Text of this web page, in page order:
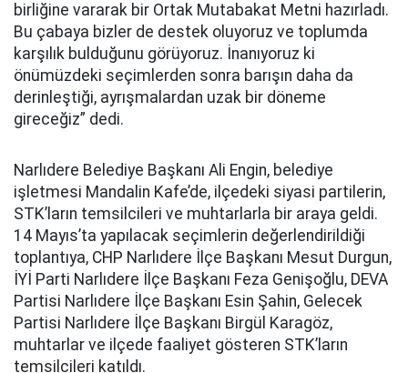
birliğine vararak bir Ortak Mutabakat Metni hazırladı.
Bu çabaya bizler de destek oluyoruz ve toplumda
karşılık bulduğunu görüyoruz. İnanıyoruz ki
önümüzdeki seçimlerden sonra barışın daha da
derinleştiği, ayrışmalardan uzak bir döneme
gireceğiz” dedi.
Narlıdere Belediye Başkanı Ali Engin, belediye
işletmesi Mandalin Kafe’de, ilçedeki siyasi partilerin,
STK’ların temsilcileri ve muhtarlarla bir araya geldi.
14 Mayıs’ta yapılacak seçimlerin değerlendirildiği
toplantıya, CHP Narlıdere İlçe Başkanı Mesut Durgun,
İYİ Parti Narlıdere İlçe Başkanı Feza Genişoğlu, DEVA
Partisi Narlıdere İlçe Başkanı Esin Şahin, Gelecek
Partisi Narlıdere İlçe Başkanı Birgül Karagöz,
muhtarlar ve ilçede faaliyet gösteren STK’ların
temsilcileri katıldı.